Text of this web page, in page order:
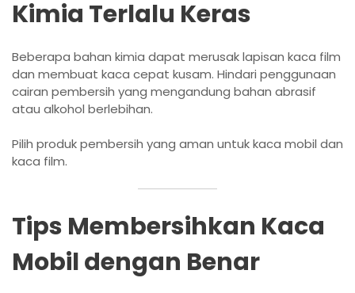
Kimia Terlalu Keras
Beberapa bahan kimia dapat merusak lapisan kaca film
dan membuat kaca cepat kusam. Hindari penggunaan
cairan pembersih yang mengandung bahan abrasif
atau alkohol berlebihan.
Pilih produk pembersih yang aman untuk kaca mobil dan
kaca film.
Tips Membersihkan Kaca
Mobil dengan Benar